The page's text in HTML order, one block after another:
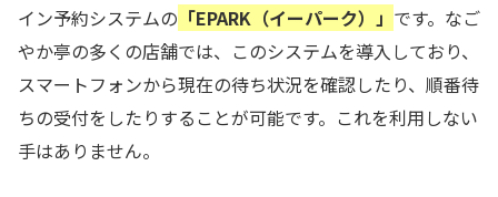
イン予約システムの 「EPARK（イーパーク）」 です。なご
やか亭の多くの店舗では、このシステムを導入しており、
スマートフォンから現在の待ち状況を確認したり、順番待
ちの受付をしたりすることが可能です。これを利用しない
手はありません。